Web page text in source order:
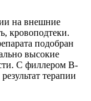
на внешние
кровоподтеки.
подобран
высокие
С филлером B-
терапии